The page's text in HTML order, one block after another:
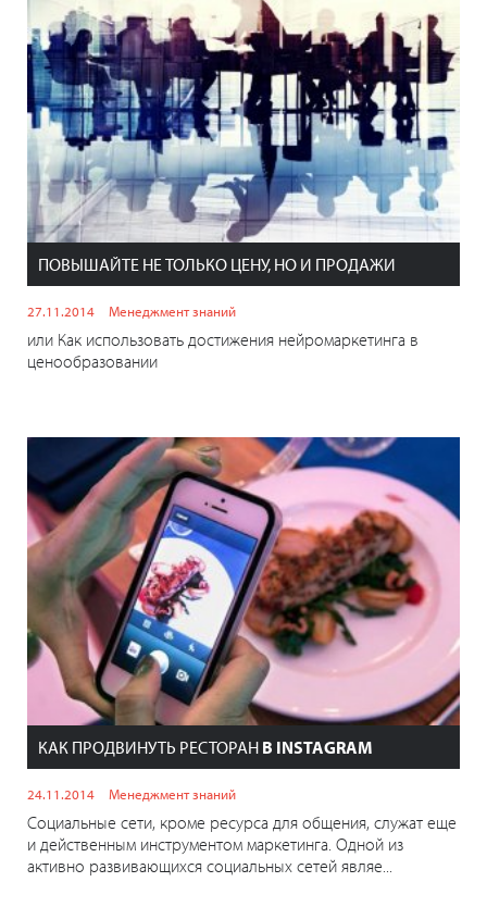
ПОВЫШАЙТЕ НЕ ТОЛЬКО ЦЕНУ, НО И ПРОДАЖИ
27.11.2014 Менеджмент знаний
или Как использовать достижения нейромаркетинга в
ценообразовании
КАК ПРОДВИНУТЬ РЕСТОРАН В INSTAGRAM
24.11.2014 Менеджмент знаний
Социальные сети, кроме ресурса для общения, служат еще
и действенным инструментом маркетинга. Одной из
активно развивающихся социальных сетей являе...